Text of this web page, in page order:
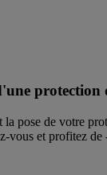
protection
la pose de votre
vous et profitez de